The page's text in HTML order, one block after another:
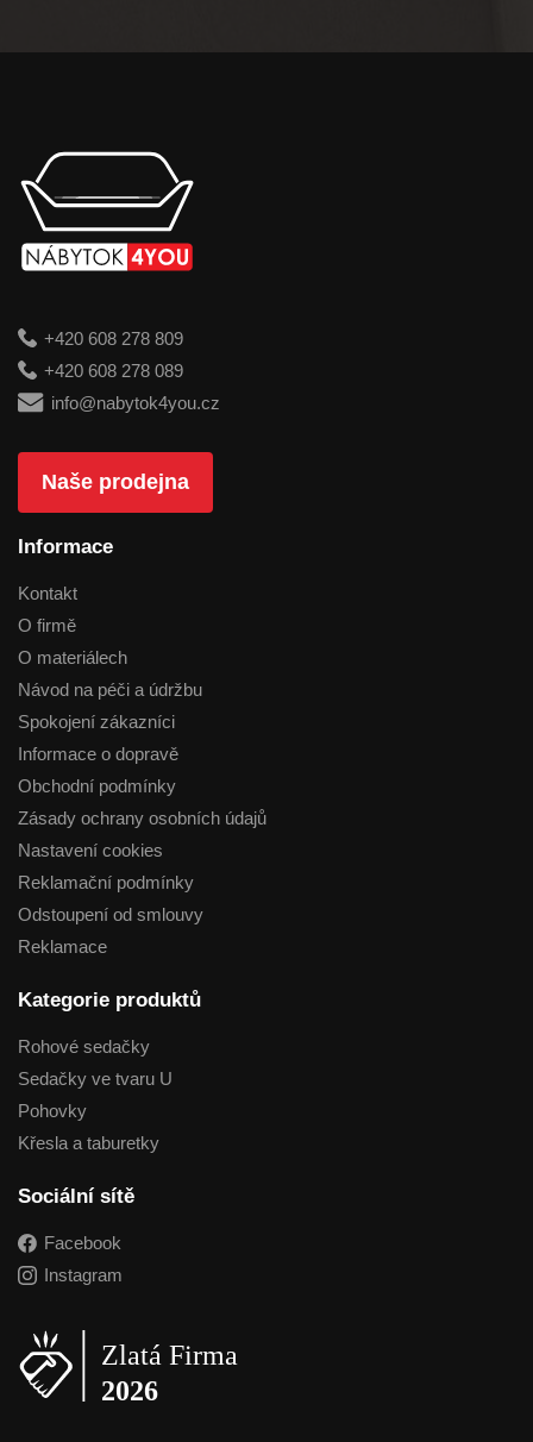
+420 608 278 809
+420 608 278 089
info@nabytok4you.cz
Naše prodejna
Informace
Kontakt
O firmě
O materiálech
Návod na péči a údržbu
Spokojení zákazníci
Informace o dopravě
Obchodní podmínky
Zásady ochrany osobních údajů
Nastavení cookies
Reklamační podmínky
Odstoupení od smlouvy
Reklamace
Kategorie produktů
Rohové sedačky
Sedačky ve tvaru U
Pohovky
Křesla a taburetky
Sociální sítě
Facebook
Instagram